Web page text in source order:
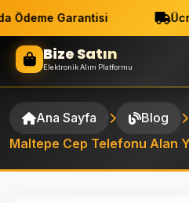
Ödeme Garantisi
Bize Satın
Elektronik Alım Platformu
Ana Sayfa
Blog
Maltepe Cep Telefonu Alan